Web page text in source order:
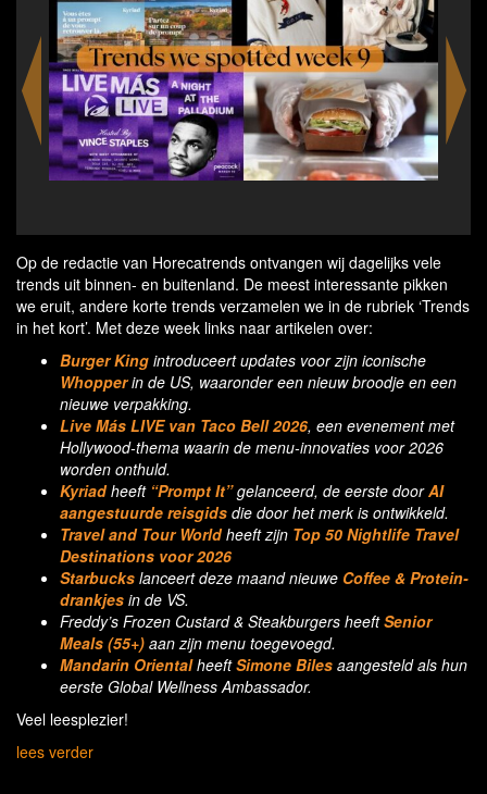
Op de redactie van Horecatrends ontvangen wij dagelijks vele
trends uit binnen- en buitenland. De meest interessante pikken
we eruit, andere korte trends verzamelen we in de rubriek ‘Trends
in het kort’. Met deze week links naar artikelen over:
Burger King introduceert updates voor zijn iconische
Whopperin de US, waaronder een nieuw broodje en een
nieuwe verpakking.
Live Más LIVE van Taco Bell 2026, een evenement met
Hollywood-thema waarin de menu-innovaties voor 2026
worden onthuld.
Kyriadheeft “Prompt It”gelanceerd, de eerste doorAI
aangestuurde reisgids die door het merk is ontwikkeld.
Travel and Tour Worldheeft zijn Top 50 Nightlife Travel
Destinations voor 2026
Starbucks lanceert deze maand nieuwe Coffee & Protein-
drankjes in de VS.
Freddy’s Frozen Custard & Steakburgers heeftSenior
Meals (55+) aan zijn menu toegevoegd.
Mandarin OrientalheeftSimone Biles aangesteld als hun
eerste Global Wellness Ambassador.
Veel leesplezier!
lees verder